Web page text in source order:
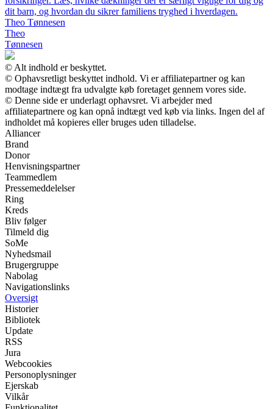
dit barn, og hvordan du sikrer familiens tryghed i hverdagen.
Theo Tønnesen
Theo
Tønnesen
© Alt indhold er beskyttet.
© Ophavsretligt beskyttet indhold. Vi er affiliatepartner og kan
modtage indtægt fra udvalgte køb foretaget gennem vores side.
© Denne side er underlagt ophavsret. Vi arbejder med
affiliatepartnere og kan opnå indtægt ved køb via links. Ingen del af
indholdet må kopieres eller bruges uden tilladelse.
Alliancer
Brand
Donor
Henvisningspartner
Teammedlem
Pressemeddelelser
Ring
Kreds
Bliv følger
Tilmeld dig
SoMe
Nyhedsmail
Brugergruppe
Nabolag
Navigationslinks
Oversigt
Historier
Bibliotek
Update
RSS
Jura
Webcookies
Personoplysninger
Ejerskab
Vilkår